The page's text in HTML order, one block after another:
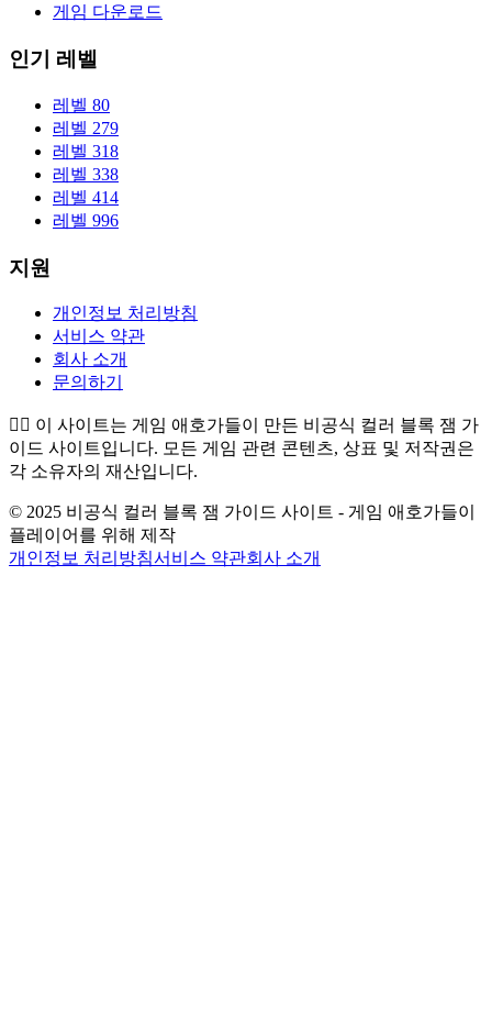
게임 다운로드
인기 레벨
레벨 80
레벨 279
레벨 318
레벨 338
레벨 414
레벨 996
지원
개인정보 처리방침
서비스 약관
회사 소개
문의하기
👉🏻 이 사이트는 게임 애호가들이 만든 비공식 컬러 블록 잼 가
이드 사이트입니다. 모든 게임 관련 콘텐츠, 상표 및 저작권은
각 소유자의 재산입니다.
© 2025 비공식 컬러 블록 잼 가이드 사이트 - 게임 애호가들이
플레이어를 위해 제작
개인정보 처리방침서비스 약관회사 소개